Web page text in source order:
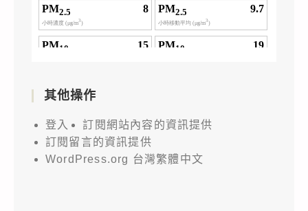
其他操作
登入
訂閱網站內容的資訊提供
訂閱留言的資訊提供
WordPress.org 台灣繁體中文